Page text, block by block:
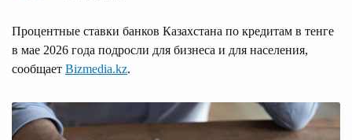
Процентные ставки банков Казахстана по кредитам в тенге
в мае 2026 года подросли для бизнеса и для населения,
сообщает Bizmedia.kz.